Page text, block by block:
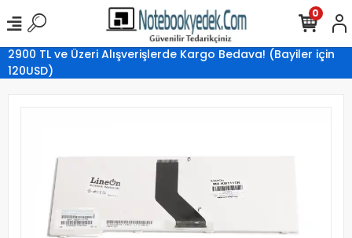
2900 TL ve Üzeri Alışverişlerde Kargo Bedava! (Bayiler için
120USD)
0